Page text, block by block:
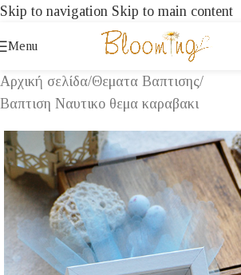
Skip to navigation Skip to main content
Menu
Αρχική σελίδα/Θεματα Βαπτισης/
Βαπτιση Ναυτικο θεμα καραβακι